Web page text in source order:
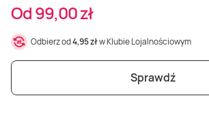
Od 99,00 zł
Odbierz od4,95 złw Klubie Lojalnościowym
Sprawdź